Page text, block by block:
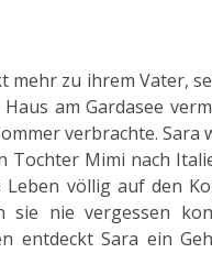
mehr zu ihrem Vater,
am Gardasee
verbrachte. Sara
Mimi nach
Leben völlig auf den
sie nie vergessen
entdeckt Sara ein